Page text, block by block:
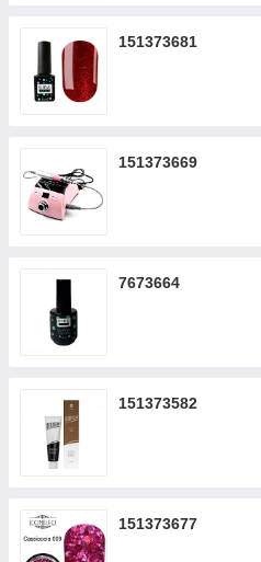
151373681
151373669
7673664
151373582
151373677